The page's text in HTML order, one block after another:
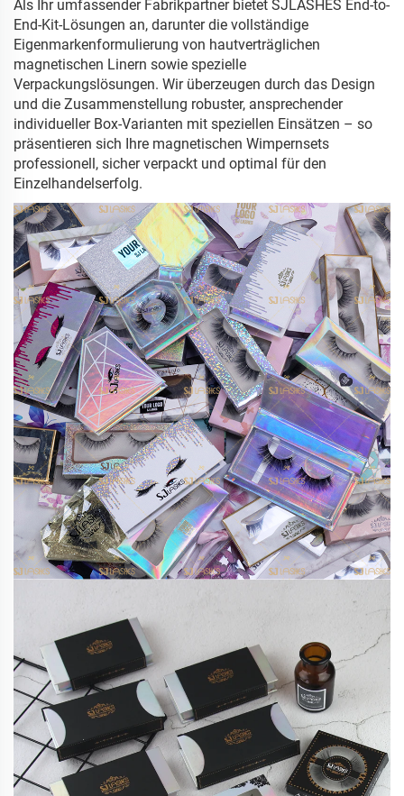
Als Ihr umfassender Fabrikpartner bietet SJLASHES End-to-
End-Kit-Lösungen an, darunter die vollständige
Eigenmarkenformulierung von hautverträglichen
magnetischen Linern sowie spezielle
Verpackungslösungen. Wir überzeugen durch das Design
und die Zusammenstellung robuster, ansprechender
individueller Box-Varianten mit speziellen Einsätzen – so
präsentieren sich Ihre magnetischen Wimpernsets
professionell, sicher verpackt und optimal für den
Einzelhandelserfolg.